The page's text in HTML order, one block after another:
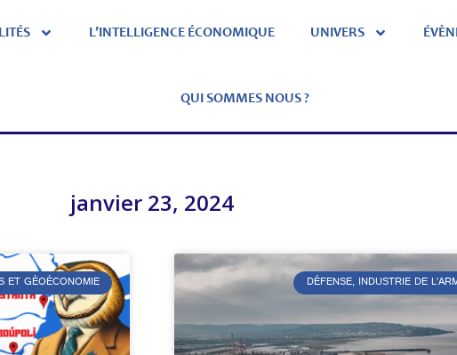
L’INTELLIGENCE ÉCONOMIQUE UNIVERS
QUI SOMMES NOUS ?
janvier 23, 2024
ET GÉOÉCONOMIE DÉFENSE, INDUSTRIE DE